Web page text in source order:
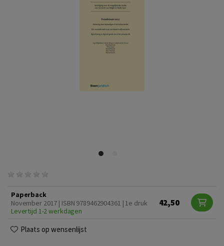
Paperback
November 2017 | ISBN 9789462904361 | 1e druk
Levertijd 1-2 werkdagen
42,50
Plaats op wensenlijst